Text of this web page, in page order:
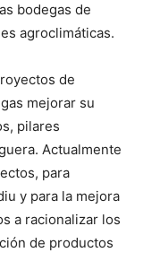
bodegas de
agroclimáticas.
de
mejorar su
pilares
Actualmente
para
y para la mejora
a racionalizar los
de productos